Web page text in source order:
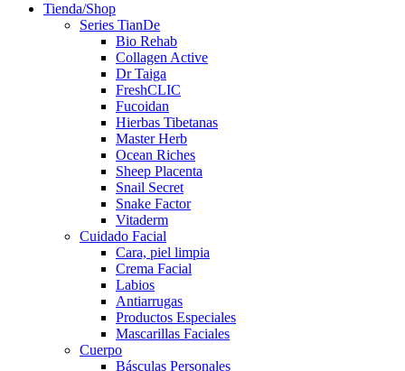
Tienda/Shop
Series TianDe
Bio Rehab
Collagen Active
Dr Taiga
FreshCLIC
Fucoidan
Hierbas Tibetanas
Master Herb
Ocean Riches
Sheep Placenta
Snail Secret
Snake Factor
Vitaderm
Cuidado Facial
Cara, piel limpia
Crema Facial
Labios
Antiarrugas
Productos Especiales
Mascarillas Faciales
Cuerpo
Básculas Personales